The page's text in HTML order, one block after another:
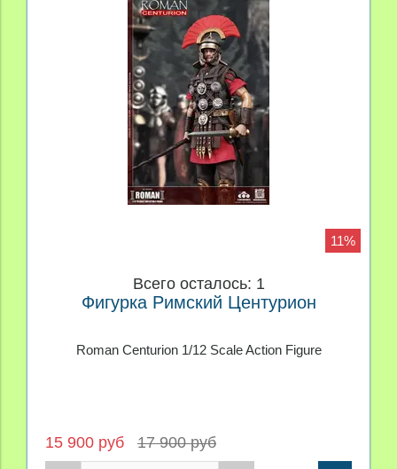
11%
Всего осталось: 1
Фигурка Римский Центурион
Roman Centurion 1/12 Scale Action Figure
15 900 руб 17 900 руб